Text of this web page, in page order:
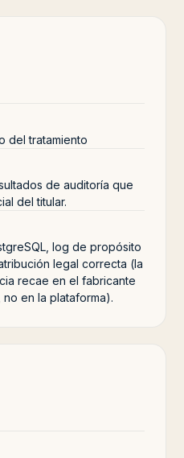
del tratamiento
de auditoría que
del titular.
log de propósito
legal correcta (la
recae en el fabricante
en la plataforma).